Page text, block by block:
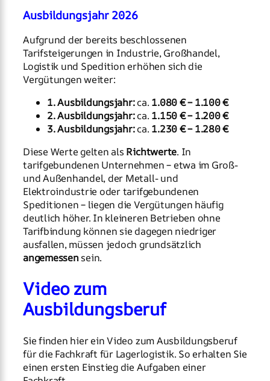
Ausbildungsjahr 2026
Aufgrund der bereits beschlossenen
Tarifsteigerungen in Industrie, Großhandel,
Logistik und Spedition erhöhen sich die
Vergütungen weiter:
1. Ausbildungsjahr:ca. 1.080 € – 1.100 €
2. Ausbildungsjahr:ca. 1.150 € – 1.200 €
3. Ausbildungsjahr:ca. 1.230 € – 1.280 €
Diese Werte gelten als Richtwerte. In
tarifgebundenen Unternehmen – etwa im Groß-
und Außenhandel, der Metall- und
Elektroindustrie oder tarifgebundenen
Speditionen – liegen die Vergütungen häufig
deutlich höher. In kleineren Betrieben ohne
Tarifbindung können sie dagegen niedriger
ausfallen, müssen jedoch grundsätzlich
angemessensein.
Video zum
Ausbildungsberuf
Sie finden hier ein Video zum Ausbildungsberuf
für die Fachkraft für Lagerlogistik. So erhalten Sie
einen ersten Einstieg die Aufgaben einer